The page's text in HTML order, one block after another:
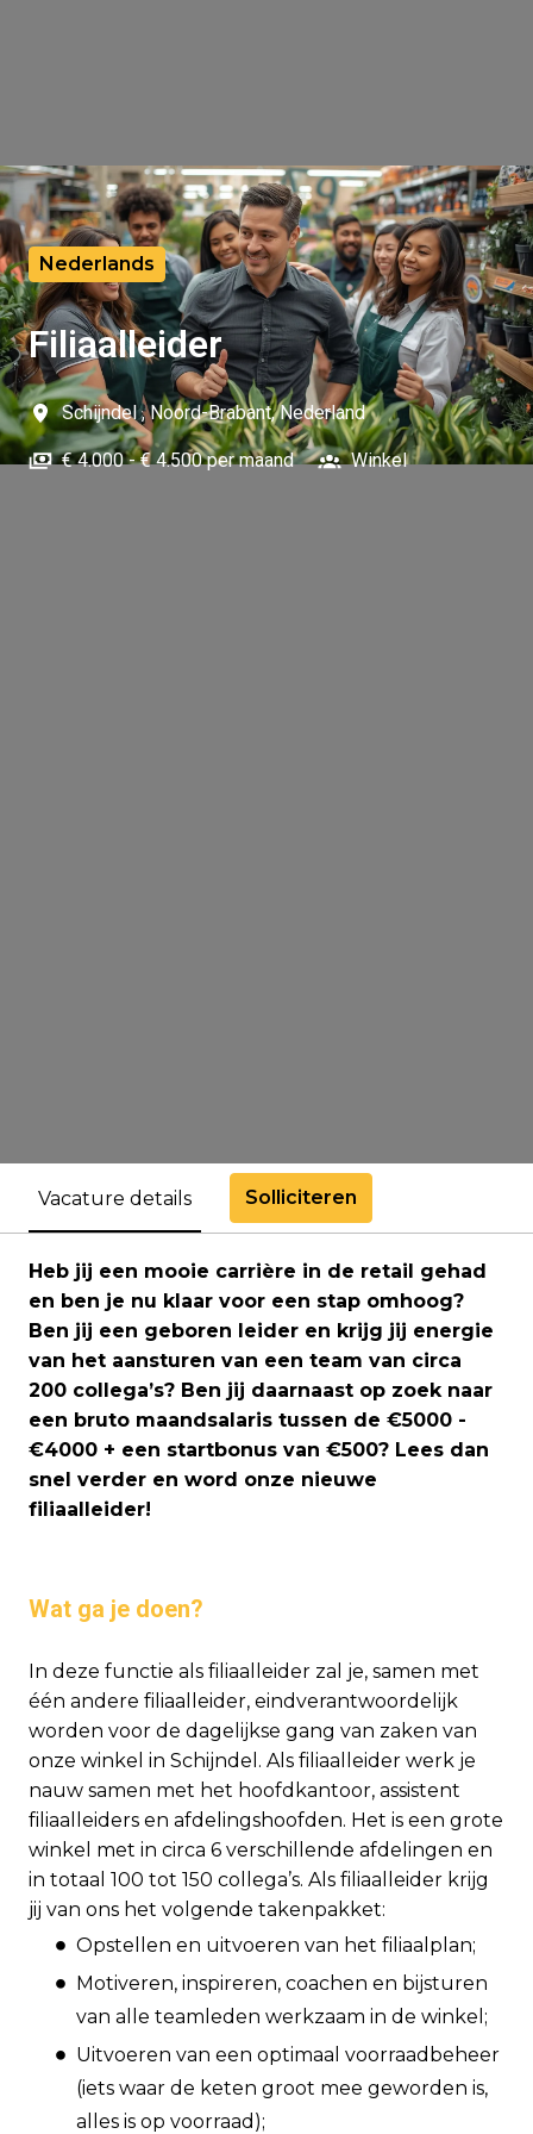
Nederlands
Filiaalleider
Schijndel, Noord-Brabant, Nederland
€ 4.000 - € 4.500 per maand Winkel
Vacature details Solliciteren
Heb jij een mooie carrière in de retail gehad
en ben je nu klaar voor een stap omhoog?
Ben jij een geboren leider en krijg jij energie
van het aansturen van een team van circa
200 collega’s? Ben jij daarnaast op zoek naar
een bruto maandsalaris tussen de €5000 -
€4000 + een startbonus van €500? Lees dan
snel verder en word onze nieuwe
filiaalleider!
Wat ga je doen?
In deze functie als filiaalleider zal je, samen met
één andere filiaalleider, eindverantwoordelijk
worden voor de dagelijkse gang van zaken van
onze winkel in Schijndel. Als filiaalleider werk je
nauw samen met het hoofdkantoor, assistent
filiaalleiders en afdelingshoofden. Het is een grote
winkel met in circa 6 verschillende afdelingen en
in totaal 100 tot 150 collega’s. Als filiaalleider krijg
jij van ons het volgende takenpakket:
Opstellen en uitvoeren van het filiaalplan;
Motiveren, inspireren, coachen en bijsturen
van alle teamleden werkzaam in de winkel;
Uitvoeren van een optimaal voorraadbeheer
(iets waar de keten groot mee geworden is,
alles is op voorraad);